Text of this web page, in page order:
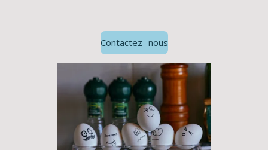
Contactez- nous